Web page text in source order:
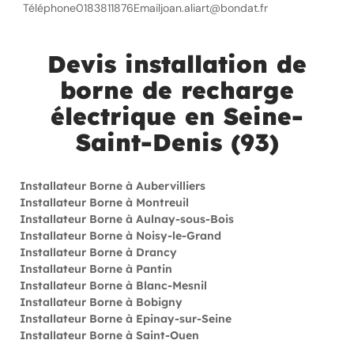
Téléphone0183811876Emailjoan.aliart@bondat.fr
Devis installation de
borne de recharge
électrique en Seine-
Saint-Denis (93)
Installateur Borne à Aubervilliers
Installateur Borne à Montreuil
Installateur Borne à Aulnay-sous-Bois
Installateur Borne à Noisy-le-Grand
Installateur Borne à Drancy
Installateur Borne à Pantin
Installateur Borne à Blanc-Mesnil
Installateur Borne à Bobigny
Installateur Borne à Epinay-sur-Seine
Installateur Borne à Saint-Ouen